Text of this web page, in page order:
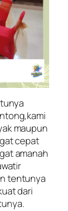
maupun
cepat
amanah
tentunya
dari